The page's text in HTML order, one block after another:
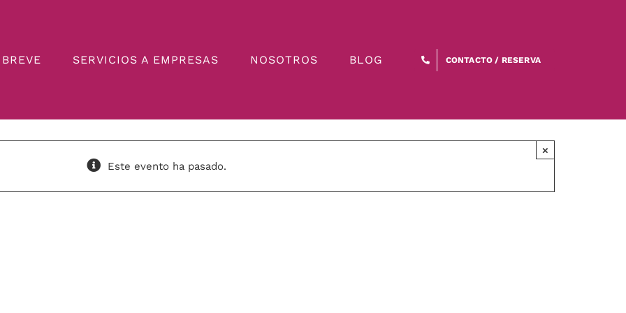
SERVICIOS A EMPRESAS NOSOTROS BLOG CONTACTO / RESERVA
Este evento ha pasado.
×